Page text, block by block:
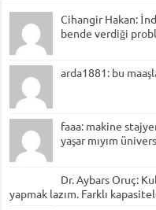
Cihangir Hakan:
bende verdiği
arda1881: bu
faaa: makine
yaşar mıyım
Dr. Aybars Oruç:
yapmak lazım. Farklı